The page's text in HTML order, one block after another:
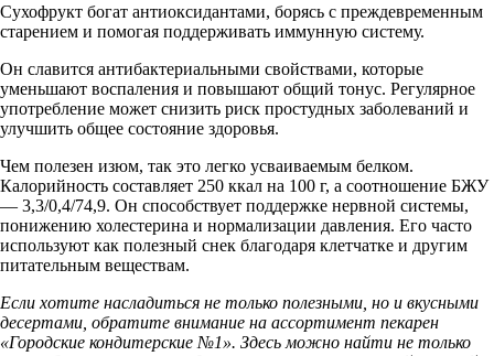
Сухофрукт богат антиоксидантами, борясь с преждевременным
старением и помогая поддерживать иммунную систему.
Он славится антибактериальными свойствами, которые
уменьшают воспаления и повышают общий тонус. Регулярное
употребление может снизить риск простудных заболеваний и
улучшить общее состояние здоровья.
Чем полезен изюм, так это легко усваиваемым белком.
Калорийность составляет 250 ккал на 100 г, а соотношение БЖУ
— 3,3/0,4/74,9. Он способствует поддержке нервной системы,
понижению холестерина и нормализации давления. Его часто
используют как полезный снек благодаря клетчатке и другим
питательным веществам.
Если хотите насладиться не только полезными, но и вкусными
десертами, обратите внимание на ассортимент пекарен
«Городские кондитерские №1». Здесь можно найти не только